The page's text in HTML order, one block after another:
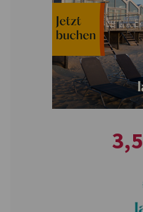
3,5